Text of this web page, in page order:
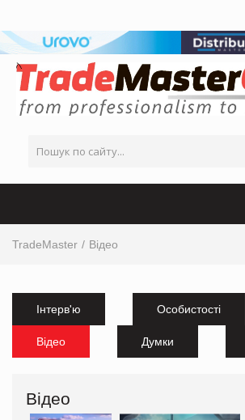
TradeMaster Відео
Інтерв'ю Особистості
Відео Думки
Відео